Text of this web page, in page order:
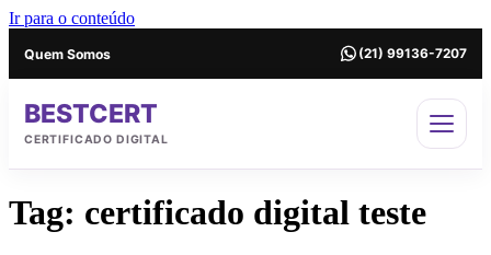
Ir para o conteúdo
Quem Somos (21) 99136-7207
BESTCERT
CERTIFICADO DIGITAL
Tag: certificado digital teste